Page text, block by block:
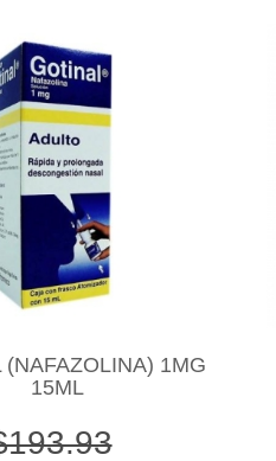
(NAFAZOLINA) 1MG
15ML